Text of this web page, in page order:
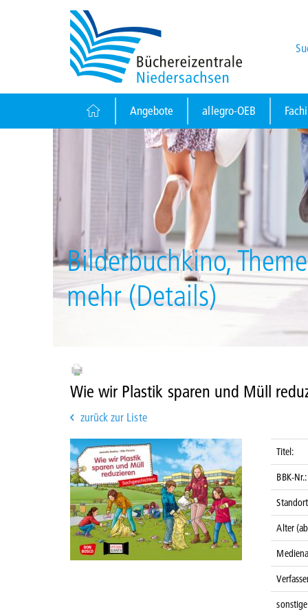
Angebote allegro-OEB
Bilderbuchkino,
mehr (Details)
Wie wir Plastik sparen und Müll
zurück zur Liste
Titel:
BBK-Nr.:
Alter